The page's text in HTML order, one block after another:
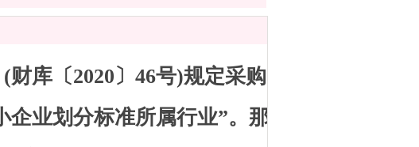
财库〔2020〕46号)规定采购
企业划分标准所属行业”。那